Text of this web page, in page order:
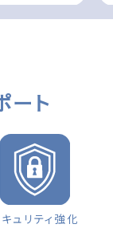
25歳）「3
ート
ュリティ強化